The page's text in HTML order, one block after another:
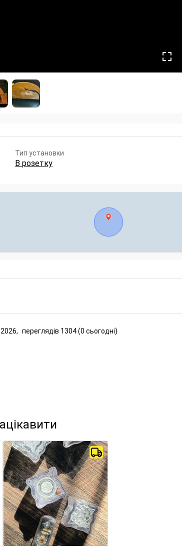
Тип установки
В розетку
переглядів 1304 (0 сьогодні)